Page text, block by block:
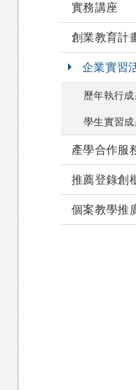
實務講座
創業教育計
企業實習
歷年執行成
學生實習成
產學合作服
推薦登錄創
個案教學推